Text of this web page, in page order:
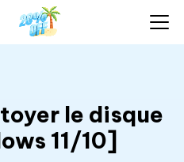
le disque
11/10]